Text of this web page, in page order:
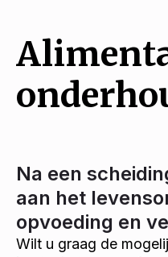
Na een
aan het
opvoeding en
Wilt u graag de